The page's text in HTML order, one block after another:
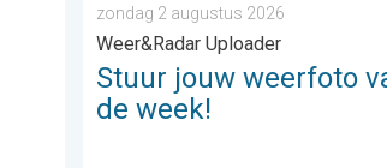
zondag 2 augustus 2026
Weer&Radar Uploader
Stuur jouw weerfoto
de week!